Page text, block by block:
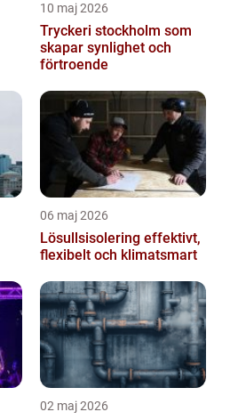
10 maj 2026
Tryckeri stockholm som
skapar synlighet och
förtroende
06 maj 2026
Lösullsisolering effektivt,
flexibelt och klimatsmart
02 maj 2026